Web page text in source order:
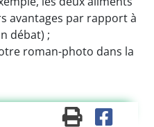
avantages par rapport à
débat) ;
roman-photo dans la